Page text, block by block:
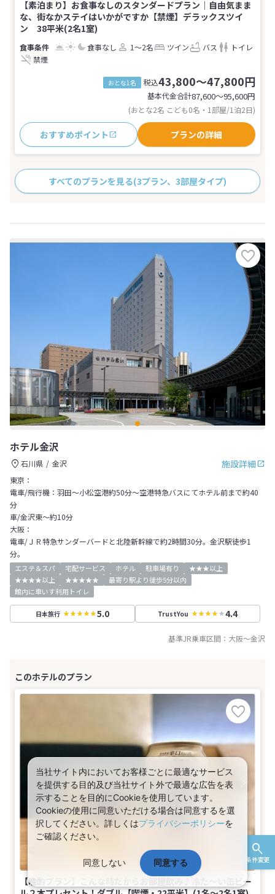
条件変更
【素泊まり】お食事なしのスタンダードプラン｜自由気まま
な、街なかステイはいかがですか【禁煙】デラックスツイ
ン 38平米(2名1室)
食事なし 1～2名 ツイン バス
トイレ
禁煙
おとな1名 税込43,800～47,800円
基本代金合計87,600〜95,600円
(おとな2名 こども0名・1部屋/1泊2日)
おすすめポイント プランの詳細
すべてのプランを見る(3プラン、3部屋タイプ)
ホテル金沢
施設詳細
石川県
金沢
東京：
電車/飛行機：羽田～小松空港約50分～空港特急バスにてホテル前まで約40
分
車/金沢東～約10分
大阪：
電車/ＪＲ特急サンダーバードと北陸新幹線で約2時間30分。金沢駅徒歩1
分。
エステ＆スパ 宅配サービス ホテル 駐車場有り
★★★以上
★★★★以上
★★★★★
最寄り駅より徒歩5分以内
館内に車いす利用トイレ
日本旅行 5.0 TrustYou 4.4
基準JR乗車区間： 大阪～金沢
【晩酌プラン】こんな時だからお部屋飲み♪冷た〜い缶ビー
当社サイト内においてお客様ごとに最適なサービス
を提供する目的及び当社サイト外で最適な広告を表
示することを目的にCookieを使用しています。
Cookieの使用に同意いただける場合は同意するを選
択してください。詳しくはプライバシーポリシーを
ご確認ください。
同意しない 同意する